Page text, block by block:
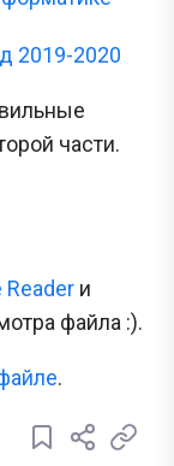
2019-2020
части.
Reader и
файла :).
.